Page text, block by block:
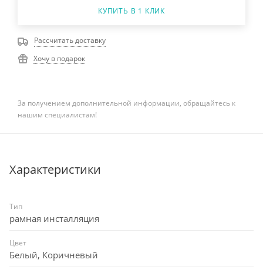
КУПИТЬ В 1 КЛИК
Рассчитать доставку
Хочу в подарок
За получением дополнительной информации, обращайтесь к
нашим специалистам!
Характеристики
Тип
рамная инсталляция
Цвет
Белый, Коричневый